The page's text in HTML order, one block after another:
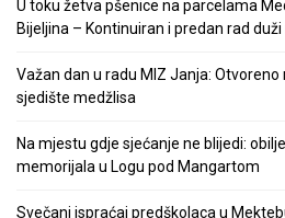
U toku žetva pšenice na parcelama
Bijeljina – Kontinuiran i predan rad
Važan dan u radu MIZ Janja:
sjedište medžlisa
Na mjestu gdje sjećanje ne blijedi:
memorijala u Logu pod Mangartom
Svečani ispraćaj predškolaca u